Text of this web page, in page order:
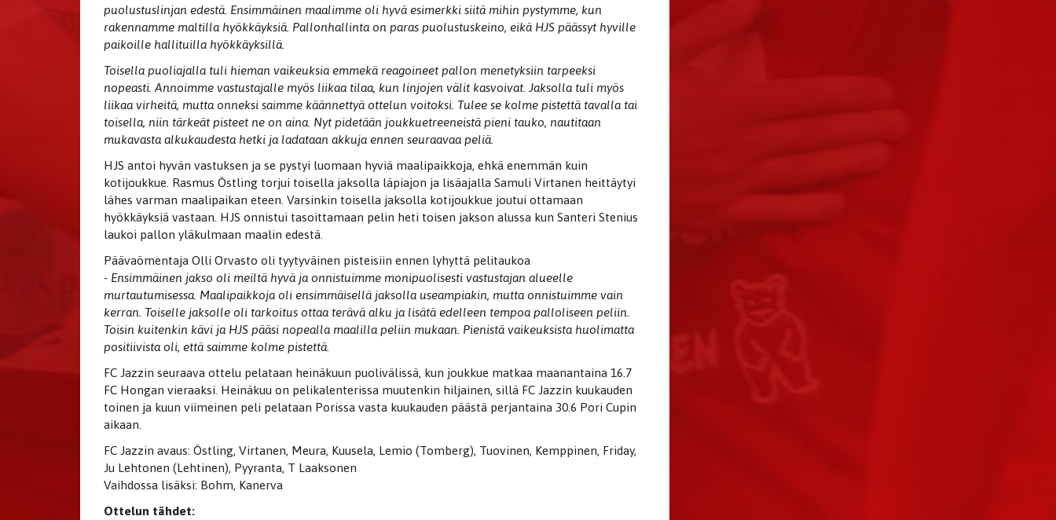
puolustuslinjan edestä. Ensimmäinen maalimme oli hyvä esimerkki siitä mihin pystymme, kun
rakennamme maltilla hyökkäyksiä. Pallonhallinta on paras puolustuskeino, eikä HJS päässyt hyville
paikoille hallituilla hyökkäyksillä.
Toisella puoliajalla tuli hieman vaikeuksia emmekä reagoineet pallon menetyksiin tarpeeksi
nopeasti. Annoimme vastustajalle myös liikaa tilaa, kun linjojen välit kasvoivat. Jaksolla tuli myös
liikaa virheitä, mutta onneksi saimme käännettyä ottelun voitoksi. Tulee se kolme pistettä tavalla tai
toisella, niin tärkeät pisteet ne on aina. Nyt pidetään joukkuetreeneistä pieni tauko, nautitaan
mukavasta alkukaudesta hetki ja ladataan akkuja ennen seuraavaa peliä.
HJS antoi hyvän vastuksen ja se pystyi luomaan hyviä maalipaikkoja, ehkä enemmän kuin
kotijoukkue. Rasmus Östling torjui toisella jaksolla läpiajon ja lisäajalla Samuli Virtanen heittäytyi
lähes varman maalipaikan eteen. Varsinkin toisella jaksolla kotijoukkue joutui ottamaan
hyökkäyksiä vastaan. HJS onnistui tasoittamaan pelin heti toisen jakson alussa kun Santeri Stenius
laukoi pallon yläkulmaan maalin edestä.
Päävaömentaja Olli Orvasto oli tyytyväinen pisteisiin ennen lyhyttä pelitaukoa
- Ensimmäinen jakso oli meiltä hyvä ja onnistuimme monipuolisesti vastustajan alueelle
murtautumisessa. Maalipaikkoja oli ensimmäisellä jaksolla useampiakin, mutta onnistuimme vain
kerran. Toiselle jaksolle oli tarkoitus ottaa terävä alku ja lisätä edelleen tempoa palloliseen peliin.
Toisin kuitenkin kävi ja HJS pääsi nopealla maalilla peliin mukaan. Pienistä vaikeuksista huolimatta
positiivista oli, että saimme kolme pistettä.
FC Jazzin seuraava ottelu pelataan heinäkuun puolivälissä, kun joukkue matkaa maanantaina 16.7
FC Hongan vieraaksi. Heinäkuu on pelikalenterissa muutenkin hiljainen, sillä FC Jazzin kuukauden
toinen ja kuun viimeinen peli pelataan Porissa vasta kuukauden päästä perjantaina 30.6 Pori Cupin
aikaan.
FC Jazzin avaus: Östling, Virtanen, Meura, Kuusela, Lemio (Tomberg), Tuovinen, Kemppinen, Friday,
Ju Lehtonen (Lehtinen), Pyyranta, T Laaksonen
Vaihdossa lisäksi: Bohm, Kanerva
Ottelun tähdet: